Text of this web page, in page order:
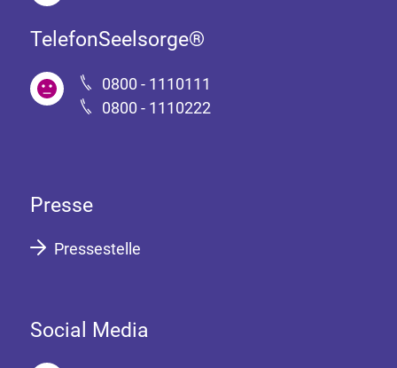
TelefonSeelsorge®
0800 - 1110111
0800 - 1110222
Presse
Pressestelle
Social Media